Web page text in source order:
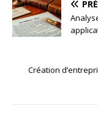
Création